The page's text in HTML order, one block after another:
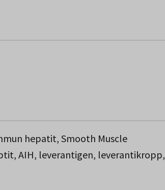
hepatit, Smooth Muscle
AIH, leverantigen, leverantikropp,